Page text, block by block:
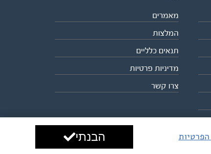
מאמרים
המלצות
תנאים כלליים
מדיניות פרטיות
צרו קשר
עיצוב ופיתוח: ביבר גלובל
הפרטיות הבנתי